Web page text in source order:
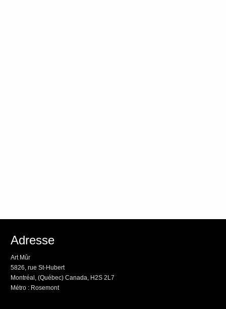
Adresse
Art Mûr
5826, rue St-Hubert
Montréal, (Québec) Canada, H2S 2L7
Métro : Rosemont